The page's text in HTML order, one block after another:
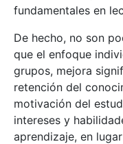
fundamentales en
De hecho, no son
que el enfoque
grupos, mejora
retención del
motivación del
intereses y
aprendizaje, en